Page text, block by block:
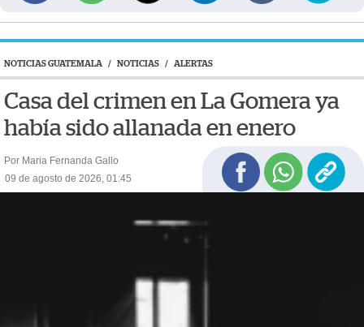
NOTICIAS GUATEMALA / NOTICIAS / ALERTAS
Casa del crimen en La Gomera ya
había sido allanada en enero
Por Maria Fernanda Gallo
09 de agosto de 2026, 01:45